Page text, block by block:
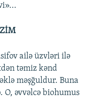
ailə üzvləri ilə
təmiz kənd
məşğuldur. Buna
O, əvvəlcə biohumus